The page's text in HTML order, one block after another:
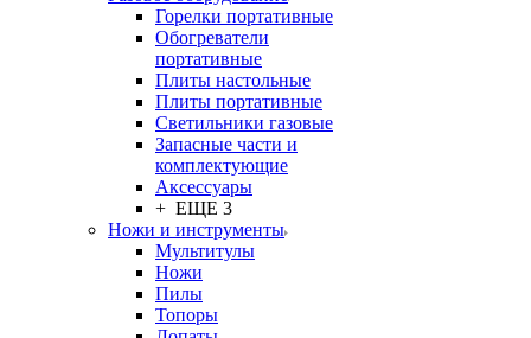
Горелки портативные
Обогреватели
портативные
Плиты настольные
Плиты портативные
Светильники газовые
Запасные части и
комплектующие
Аксессуары
+ ЕЩЕ 3
Ножи и инструменты
Мультитулы
Ножи
Пилы
Топоры